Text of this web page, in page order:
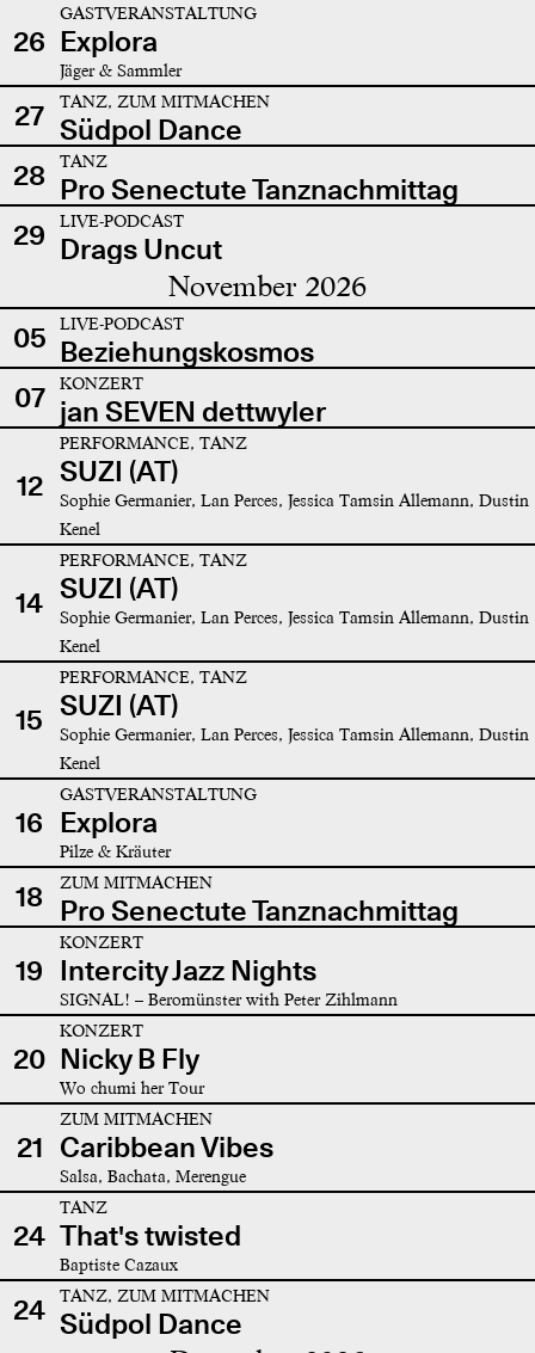
26
GASTVERANSTALTUNG
Explora
Jäger & Sammler
27 TANZ, ZUM MITMACHEN
Südpol Dance
28
TANZ
Pro Senectute Tanznachmittag
29
LIVE-PODCAST
Drags Uncut
November 2026
05 LIVE-PODCAST
Beziehungskosmos
07
KONZERT
jan SEVEN dettwyler
12
PERFORMANCE, TANZ
SUZI (AT)
Sophie Germanier, Lan Perces, Jessica Tamsin Allemann, Dustin
Kenel
14
PERFORMANCE, TANZ
SUZI (AT)
Sophie Germanier, Lan Perces, Jessica Tamsin Allemann, Dustin
Kenel
15
PERFORMANCE, TANZ
SUZI (AT)
Sophie Germanier, Lan Perces, Jessica Tamsin Allemann, Dustin
Kenel
16
GASTVERANSTALTUNG
Explora
Pilze & Kräuter
18 ZUM MITMACHEN
Pro Senectute Tanznachmittag
19
KONZERT
Intercity Jazz Nights
SIGNAL! – Beromünster with Peter Zihlmann
20
KONZERT
Nicky B Fly
Wo chumi her Tour
21
ZUM MITMACHEN
Caribbean Vibes
Salsa, Bachata, Merengue
24
TANZ
That's twisted
Baptiste Cazaux
24 TANZ, ZUM MITMACHEN
Südpol Dance